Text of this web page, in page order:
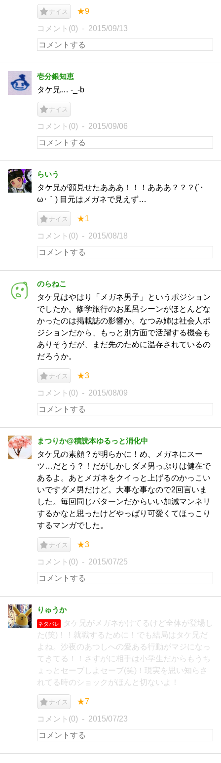
ナイス ★9
コメント(0) 2015/09/13
壱分銀知恵
タケ兄… -_-b
ナイス
コメント(0) 2015/09/06
らいう
タケ兄が顔見せたあああ！！！あああ？？？(´･
ω･｀) 目元はメガネで見えず…
ナイス ★1
コメント(0) 2015/08/18
のらねこ
タケ兄はやはり「メガネ男子」というポジション
でしたか。修学旅行のお風呂シーンがほとんどな
かったのは掲載誌の影響か。なつみ姉は社会人ポ
ジションだから、もっと別方面で活躍する機会も
ありそうだが、まだ先のために温存されているの
だろうか。
ナイス ★3
コメント(0) 2015/08/09
まつりか@積読本ゆるっと消化中
タケ兄の素顔？が明らかに！め、メガネにスー
ツ…だとう？！だがしかしダメ男っぷりは健在で
あるよ。あとメガネをクイっと上げるのかっこい
いですダメ男だけど。大事な事なので2回言いま
した。毎回同じパターンだからいい加減マンネリ
するかなと思ったけどやっぱり可愛くてほっこり
するマンガでした。
ナイス ★3
コメント(0) 2015/07/25
りゅうか
ネタバレ
タケ兄がメガネかけてるけど全体が登場し
た(笑)！！就職するために！でも結局はタケ兄だ
よね。沙夜のあつしへの愛ある行動がマジになっ
てきてる！！さすがに相手は小学生だからもうち
ょっとセーブしよセーブ(笑)！現実を思い知らさ
れてる時のショックがほんと切ないよ！
ナイス ★7
コメント(0) 2015/07/23